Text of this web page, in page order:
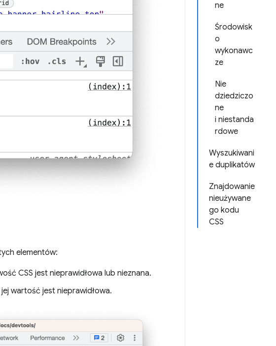
ne
Środowisk
o
wykonawc
ze
Nie
dziedziczo
ne
i niestanda
rdowe
Wyszukiwani
e duplikatów
Znajdowanie
nieużywane
go kodu
CSS
elementów:
CSS jest nieprawidłowa lub nieznana.
wartość jest nieprawidłowa.